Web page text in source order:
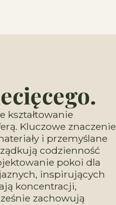
kształtowanie
Kluczowe znaczenie
i przemyślane
codzienność
pokoi dla
inspirujących
koncentracji,
zachowują